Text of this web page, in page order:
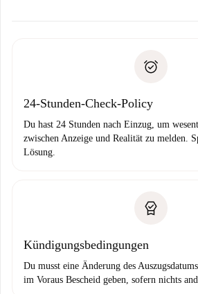
24-Stunden-Check-Policy
Du hast 24 Stunden nach Einzug, um
zwischen Anzeige und Realität zu melden.
Lösung.
Kündigungsbedingungen
Du musst eine Änderung des
im Voraus Bescheid geben, sofern nichts